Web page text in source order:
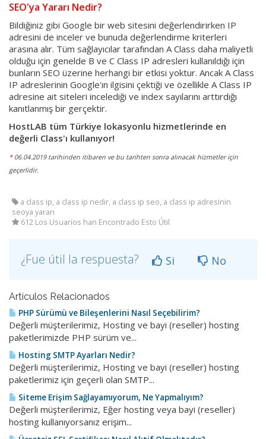
SEO'ya Yararı Nedir?
Bildiğiniz gibi Google bir web sitesini değerlendirirken IP
adresini de inceler ve bunuda değerlendirme kriterleri
arasına alır. Tüm sağlayıcılar tarafından A Class daha maliyetli
olduğu için genelde B ve C Class IP adresleri kullanıldığı için
bunların SEO üzerine herhangi bir etkisi yoktur. Ancak A Class
IP adreslerinin Google'ın ilgisini çektiği ve özellikle A Class IP
adresine ait siteleri incelediği ve index sayılarını arttırdığı
kanıtlanmış bir gerçektir.
HostLAB tüm Türkiye lokasyonlu hizmetlerinde en
değerli Class'ı kullanıyor!
*06.04.2019 tarihinden itibaren ve bu tarihten sonra alınacak hizmetler için
geçerlidir.
a class ip, a class ip nedir, a class ip seo, a class ip adresinin
seoya yararı
612 Los Usuarios han Encontrado Esto Útil
¿Fue útil la respuesta? Si No
Artículos Relacionados
PHP Sürümü ve Bileşenlerini Nasıl Seçebilirim?
Değerli müşterilerimiz, Hosting ve bayi (reseller) hosting
paketlerimizde PHP sürüm ve...
Hosting SMTP Ayarları Nedir?
Değerli müşterilerimiz, Hosting ve bayi (reseller) hosting
paketlerimiz için geçerli olan SMTP...
Siteme Erişim Sağlayamıyorum, Ne Yapmalıyım?
Değerli müşterilerimiz, Eğer hosting veya bayi (reseller)
hosting kullanıyorsanız erişim...